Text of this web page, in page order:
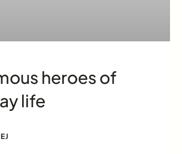
heroes of
life